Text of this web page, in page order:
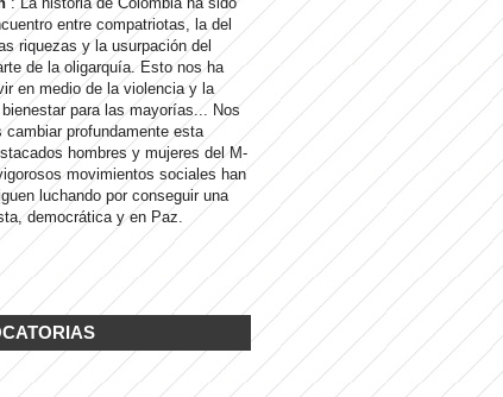
entre compatriotas, la del
riquezas y la usurpación del
de la oligarquía. Esto nos ha
en medio de la violencia y la
para las mayorías... Nos
cambiar profundamente esta
hombres y mujeres del M-
movimientos sociales han
luchando por conseguir una
democrática y en Paz.